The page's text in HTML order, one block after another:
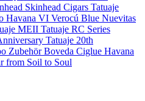
Skinhead Cigars Tatuaje
Havana VI Verocú Blue Nuevitas
MEII Tatuaje RC Series
Tatuaje 20th
ZubehörBoveda Ciglue Havana
from Soil to Soul